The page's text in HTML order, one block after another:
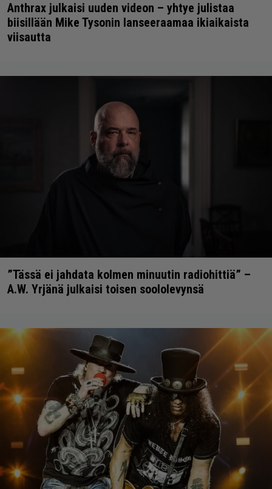
Anthrax julkaisi uuden videon – yhtye julistaa
biisillään Mike Tysonin lanseeraamaa ikiaikaista
viisautta
”Tässä ei jahdata kolmen minuutin radiohittiä” –
A.W. Yrjänä julkaisi toisen soololevynsä